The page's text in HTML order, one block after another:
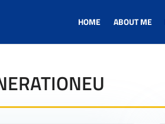
HOME ABOUT ME